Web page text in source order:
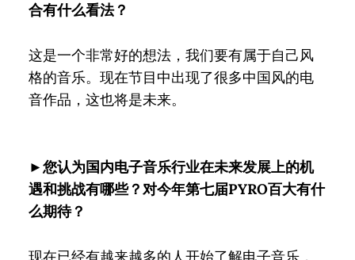
合有什么看法？
这是一个非常好的想法，我们要有属于自己风
格的音乐。现在节目中出现了很多中国风的电
音作品，这也将是未来。
►您认为国内电子音乐行业在未来发展上的机
遇和挑战有哪些？对今年第七届PYRO百大有什
么期待？